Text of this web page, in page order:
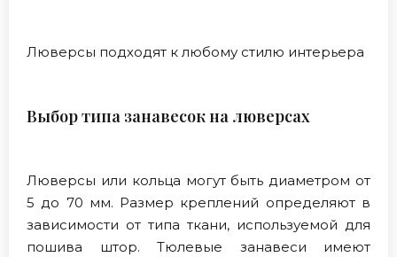
Люверсы подходят к любому стилю интерьера
Выбор типа занавесок на люверсах
Люверсы или кольца могут быть диаметром от
5 до 70 мм. Размер креплений определяют в
зависимости от типа ткани, используемой для
пошива штор. Тюлевые занавеси имеют